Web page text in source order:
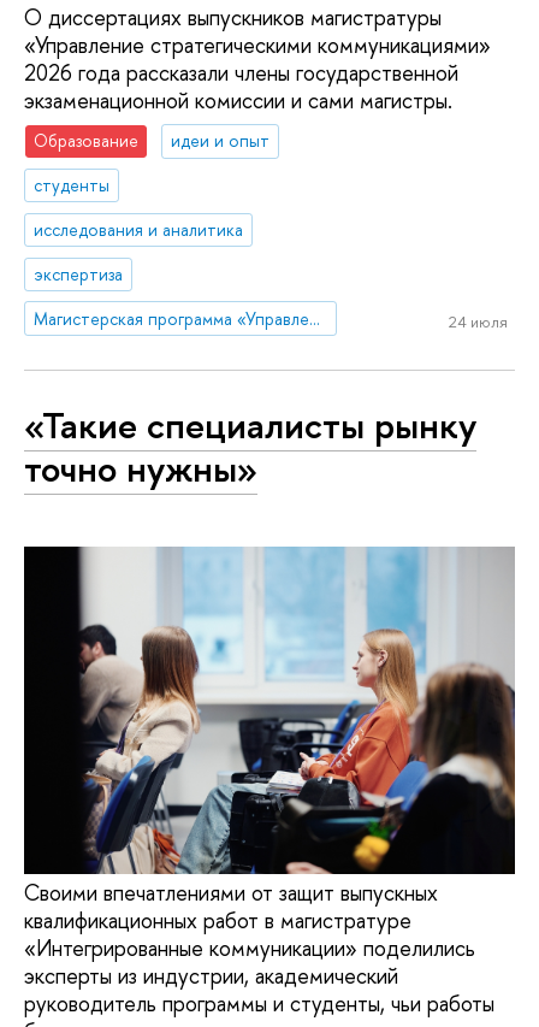
О диссертациях выпускников магистратуры
«Управление стратегическими коммуникациями»
2026 года рассказали члены государственной
экзаменационной комиссии и сами магистры.
Образование
идеи и опыт
студенты
исследования и аналитика
экспертиза
Магистерская программа «Управление стратегическими коммуникациями»
24 июля
«Такие специалисты рынку
точно нужны»
Своими впечатлениями от защит выпускных
квалификационных работ в магистратуре
«Интегрированные коммуникации» поделились
эксперты из индустрии, академический
руководитель программы и студенты, чьи работы